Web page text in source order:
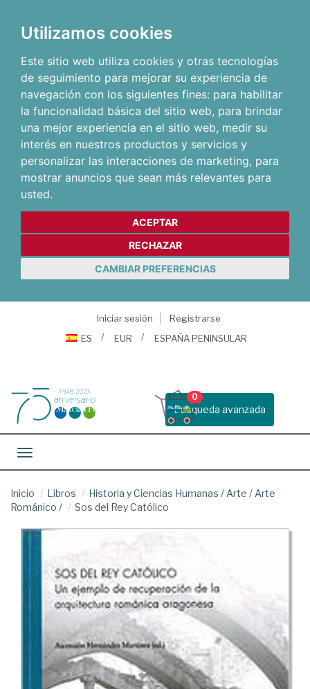
Utilizamos cookies
Este sitio web utiliza cookies y otras tecnologías
de seguimiento para mejorar su experiencia de
navegación con los siguientes fines: para habilitar
la funcionalidad básica del sitio web, para brindar
una mejor experiencia en el sitio web, medir su
interés en nuestros productos y servicios y
personalizar las interacciones de marketing, para
mostrar anuncios que sean más relevantes para
usted.
ACEPTAR
RECHAZAR
CAMBIAR PREFERENCIAS
Iniciar sesión
Registrarse
ES
EUR ESPAÑA PENINSULAR
Busqueda avanzada
0
Toggle navigation
Inicio Libros Historia y Ciencias Humanas / Arte / Arte
Románico / Sos del Rey Católico